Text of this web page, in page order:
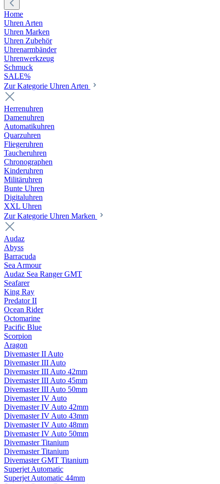
Home
Uhren Arten
Uhren Marken
Uhren Zubehör
Uhrenarmbänder
Uhrenwerkzeug
Schmuck
SALE%
Zur Kategorie Uhren Arten
Herrenuhren
Damenuhren
Automatikuhren
Quarzuhren
Fliegeruhren
Taucheruhren
Chronographen
Kinderuhren
Militäruhren
Bunte Uhren
Digitaluhren
XXL Uhren
Zur Kategorie Uhren Marken
Audaz
Abyss
Barracuda
Sea Armour
Audaz Sea Ranger GMT
Seafarer
King Ray
Predator II
Ocean Rider
Octomarine
Pacific Blue
Scorpion
Aragon
Divemaster II Auto
Divemaster III Auto
Divemaster III Auto 42mm
Divemaster III Auto 45mm
Divemaster III Auto 50mm
Divemaster IV Auto
Divemaster IV Auto 42mm
Divemaster IV Auto 43mm
Divemaster IV Auto 48mm
Divemaster IV Auto 50mm
Divemaster Titanium
Divemaster Titanium
Divemaster GMT Titanium
Superjet Automatic
Superjet Automatic 44mm